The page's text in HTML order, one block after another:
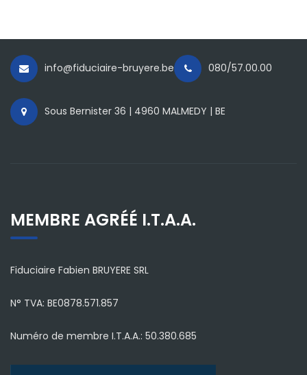
info@fiduciaire-bruyere.be 080/57.00.00
Sous Bernister 36 | 4960 MALMEDY | BE
MEMBRE AGRÉÉ I.T.A.A.
Fiduciaire Fabien BRUYERE SRL
N° TVA: BE0878.571.857
Numéro de membre I.T.A.A.: 50.380.685